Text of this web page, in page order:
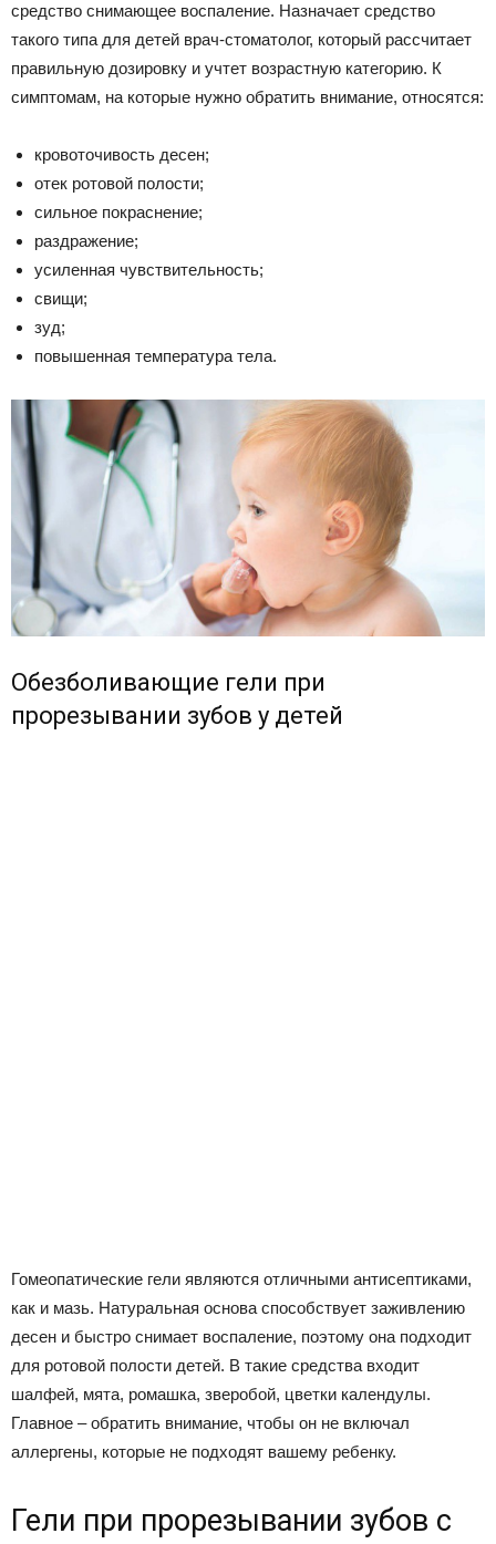
средство снимающее воспаление. Назначает средство
такого типа для детей врач-стоматолог, который рассчитает
правильную дозировку и учтет возрастную категорию. К
симптомам, на которые нужно обратить внимание, относятся:
кровоточивость десен;
отек ротовой полости;
сильное покраснение;
раздражение;
усиленная чувствительность;
свищи;
зуд;
повышенная температура тела.
Обезболивающие гели при
прорезывании зубов у детей
Гомеопатические гели являются отличными антисептиками,
как и мазь. Натуральная основа способствует заживлению
десен и быстро снимает воспаление, поэтому она подходит
для ротовой полости детей. В такие средства входит
шалфей, мята, ромашка, зверобой, цветки календулы.
Главное – обратить внимание, чтобы он не включал
аллергены, которые не подходят вашему ребенку.
Гели при прорезывании зубов с